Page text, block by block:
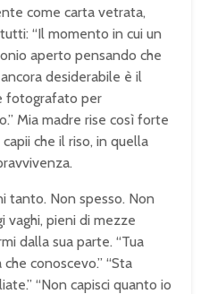
come carta vetrata,
“Il momento in cui un
aperto pensando che
desiderabile è il
fotografato per
Mia madre rise così forte
che il riso, in quella
tanto. Non spesso. Non
vaghi, pieni di mezze
dalla sua parte. “Tua
conoscevo.” “Sta
“Non capisci quanto io